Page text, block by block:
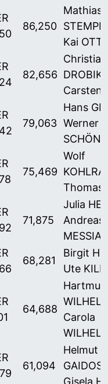
86,250
Mathias
Kai
82,656
Christian
DROBIK
Carsten
79,063
Hans
Werner
75,469
Wolf
Thomas
71,875
Julia
Andreas
68,281
Birgit
Ute
64,688
Hartmut
Carola
61,094
Helmut
Gisela